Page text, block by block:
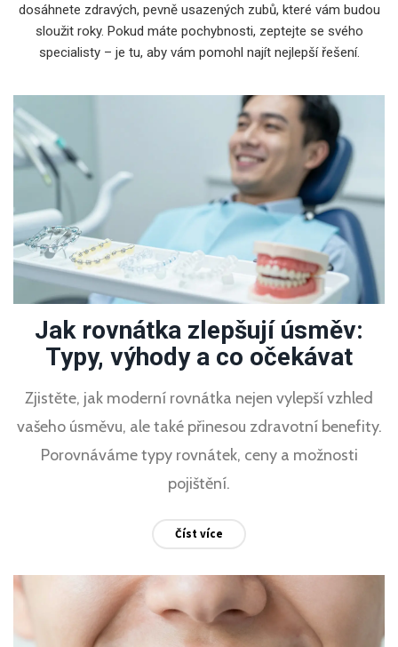
dosáhnete zdravých, pevně usazených zubů, které vám budou
sloužit roky. Pokud máte pochybnosti, zeptejte se svého
specialisty – je tu, aby vám pomohl najít nejlepší řešení.
Jak rovnátka zlepšují úsměv:
Typy, výhody a co očekávat
Zjistěte, jak moderní rovnátka nejen vylepší vzhled
vašeho úsměvu, ale také přinesou zdravotní benefity.
Porovnáváme typy rovnátek, ceny a možnosti
pojištění.
Číst více